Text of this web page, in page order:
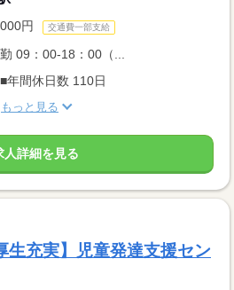
円 交通費一部支給
09：00-18：00（...
年間休日数 110日
もっと見る
人詳細を見る
生充実】児童発達支援セン